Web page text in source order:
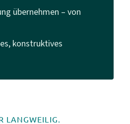
LANGWEILIG.
übernehmen – von
konstruktives